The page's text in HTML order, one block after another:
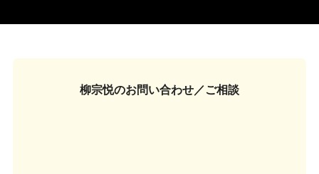
柳宗悦のお問い合わせ／ご相談